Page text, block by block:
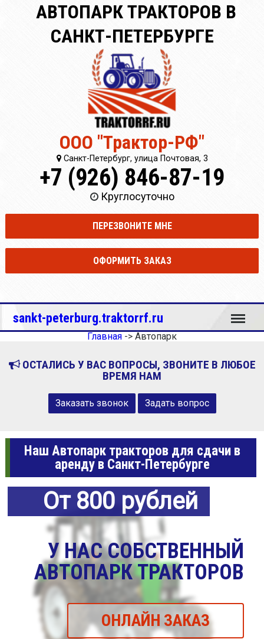
АВТОПАРК ТРАКТОРОВ В
САНКТ-ПЕТЕРБУРГЕ
ООО "Трактор-РФ"
Санкт-Петербург, улица Почтовая, 3
+7 (926) 846-87-19
Круглосуточно
ПЕРЕЗВОНИТЕ МНЕ
ОФОРМИТЬ ЗАКАЗ
sankt-peterburg.traktorrf.ru Меню
Главная -> Автопарк
ОСТАЛИСЬ У ВАС ВОПРОСЫ, ЗВОНИТЕ В ЛЮБОЕ
ВРЕМЯ НАМ
Заказать звонок Задать вопрос
Наш Автопарк тракторов для сдачи в
аренду в Санкт-Петербурге
От 800 рублей
У НАС СОБСТВЕННЫЙ
АВТОПАРК ТРАКТОРОВ
ОНЛАЙН ЗАКАЗ